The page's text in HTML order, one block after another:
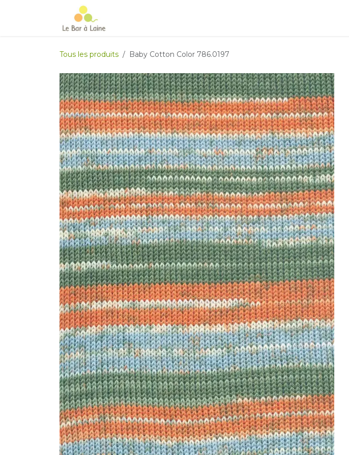
Se rendre au contenu
Tous les produits Baby Cotton Color 786.0197